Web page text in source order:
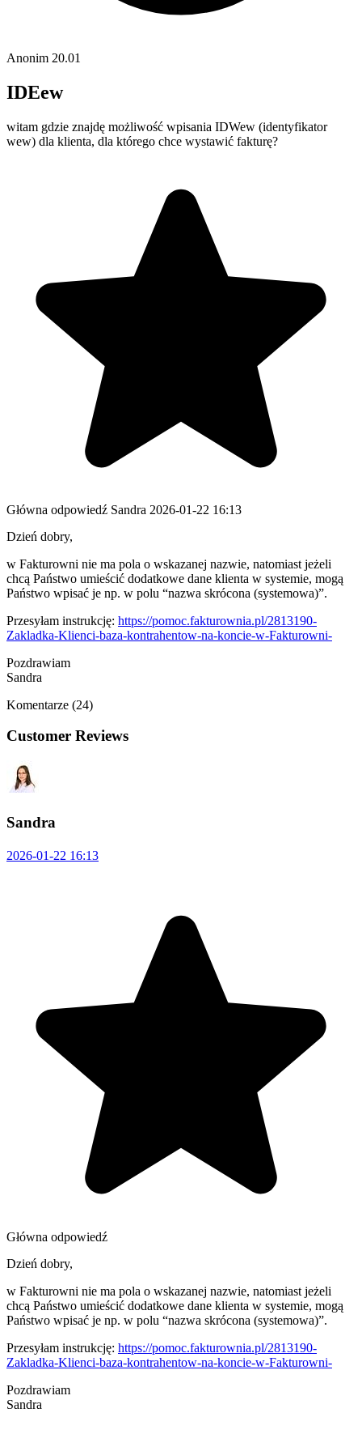
Anonim 20.01
IDEew
witam gdzie znajdę możliwość wpisania IDWew (identyfikator
wew) dla klienta, dla którego chce wystawić fakturę?
Główna odpowiedź Sandra 2026-01-22 16:13
Dzień dobry,
w Fakturowni nie ma pola o wskazanej nazwie, natomiast jeżeli
chcą Państwo umieścić dodatkowe dane klienta w systemie, mogą
Państwo wpisać je np. w polu “nazwa skrócona (systemowa)”.
Przesyłam instrukcję: https://pomoc.fakturownia.pl/2813190-
Zakladka-Klienci-baza-kontrahentow-na-koncie-w-Fakturowni-
Pozdrawiam
Sandra
Komentarze (24)
Customer Reviews
Sandra
2026-01-22 16:13
Główna odpowiedź
Dzień dobry,
w Fakturowni nie ma pola o wskazanej nazwie, natomiast jeżeli
chcą Państwo umieścić dodatkowe dane klienta w systemie, mogą
Państwo wpisać je np. w polu “nazwa skrócona (systemowa)”.
Przesyłam instrukcję: https://pomoc.fakturownia.pl/2813190-
Zakladka-Klienci-baza-kontrahentow-na-koncie-w-Fakturowni-
Pozdrawiam
Sandra